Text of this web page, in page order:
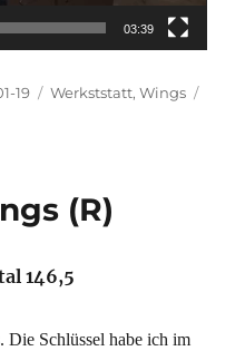
03:39
19 Kategorien
Werkststatt,Wings
(R)
146,5
Die Schlüssel habe ich im